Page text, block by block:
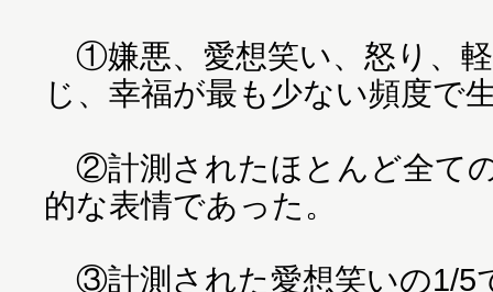
①嫌悪、愛想笑い、怒り、
じ、幸福が最も少ない頻度で
②計測されたほとんど全て
的な表情であった。
③計測された愛想笑いの1/5